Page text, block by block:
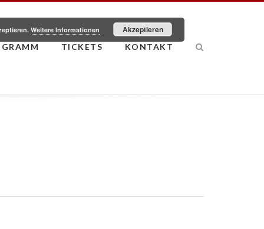
TICKETS KONTAKT
Weitere Informationen Akzeptieren